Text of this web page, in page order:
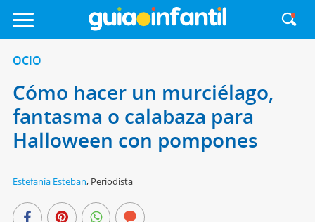
OCIO
Cómo hacer un murciélago,
fantasma o calabaza para
Halloween con pompones
Estefanía Esteban, Periodista